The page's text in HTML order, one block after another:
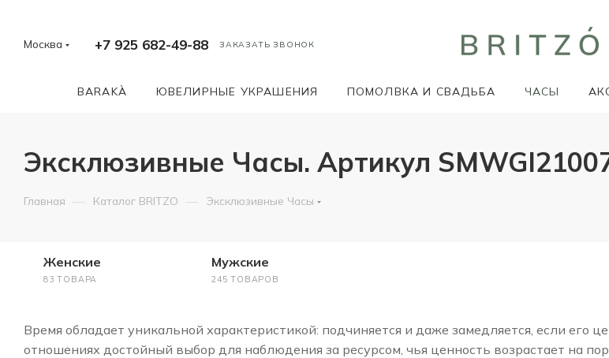
Москва +7 925 682-49-88 ЗАКАЗАТЬ ЗВОНОК
BARAKÀ ЮВЕЛИРНЫЕ УКРАШЕНИЯ ПОМОЛВКА И СВАДЬБА ЧАСЫ
Эксклюзивные Часы. Артикул
Главная — Каталог BRITZO — Эксклюзивные Часы
Женские
83 ТОВАРА
Мужские
245 ТОВАРОВ
Время обладает уникальной характеристикой: подчиняется и даже замедляется, если его
отношениях достойный выбор для наблюдения за ресурсом, чья ценность возрастает на